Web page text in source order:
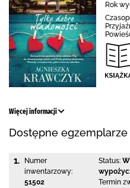
Rok
Więcej informacji
Dostępne egzemplarze
1.
Numer
inwentarzowy:
51502
Status: W
Termin